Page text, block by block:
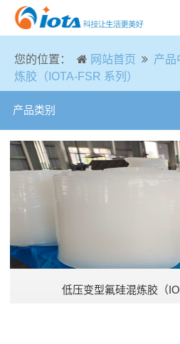
您的位置： 网站首页 产品
炼胶（IOTA-FSR 系列）
产品类别
硅油
苯基硅橡胶
甲基乙烯基生胶
低压变型氟硅混炼胶（